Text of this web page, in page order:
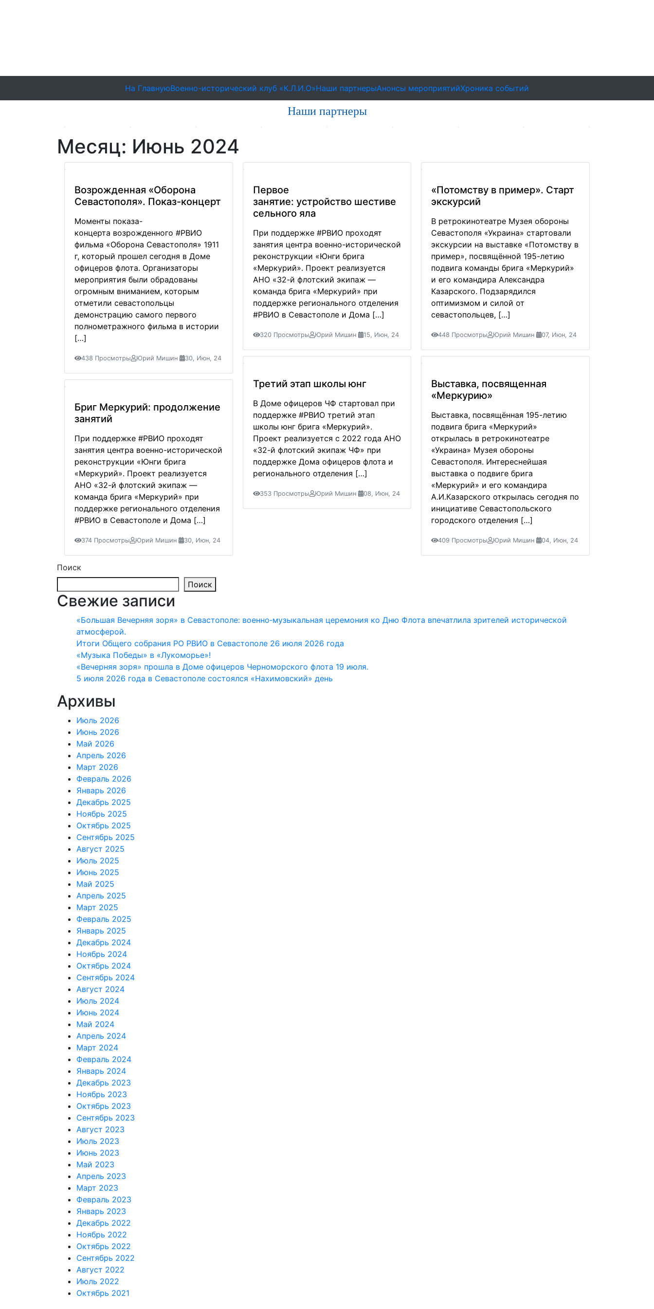
На ГлавнуюВоенно-исторический клуб «К.Л.И.О»Наши партнерыАнонсы мероприятийХроника событий
Наши партнеры
Месяц: Июнь 2024
Возрожденная «Оборона
Севастополя». Показ-концерт
Моменты показа-
концерта возрожденного #РВИО
фильма «Оборона Севастополя» 1911
г, который прошел сегодня в Доме
офицеров флота. Организаторы
мероприятия были обрадованы
огромным вниманием, которым
отметили севастопольцы
демонстрацию самого первого
полнометражного фильма в истории
[…]
438 Просмотры Юрий Мишин 30, Июн, 24
Бриг Меркурий: продолжение
занятий
При поддержке #РВИО проходят
занятия центра военно-исторической
реконструкции «Юнги брига
«Меркурий». Проект реализуется
АНО «32-й флотский экипаж —
команда брига «Меркурий» при
поддержке регионального отделения
#РВИО в Севастополе и Дома […]
374 Просмотры Юрий Мишин 30, Июн, 24
Первое
занятие: устройство шестиве
сельного яла
При поддержке #РВИО проходят
занятия центра военно-исторической
реконструкции «Юнги брига
«Меркурий». Проект реализуется
АНО «32-й флотский экипаж —
команда брига «Меркурий» при
поддержке регионального отделения
#РВИО в Севастополе и Дома […]
320 Просмотры Юрий Мишин 15, Июн, 24
Третий этап школы юнг
В Доме офицеров ЧФ стартовал при
поддержке #РВИО третий этап
школы юнг брига «Меркурий».
Проект реализуется с 2022 года АНО
«32-й флотский экипаж ЧФ» при
поддержке Дома офицеров флота и
регионального отделения […]
353 Просмотры Юрий Мишин 08, Июн, 24
«Потомству в пример». Старт
экскурсий
В ретрокинотеатре Музея обороны
Севастополя «Украина» стартовали
экскурсии на выставке «Потомству в
пример», посвящённой 195-летию
подвига команды брига «Меркурий»
и его командира Александра
Казарского. Подзарядился
оптимизмом и силой от
севастопольцев, […]
448 Просмотры Юрий Мишин 07, Июн, 24
Выставка, посвященная
«Меркурию»
Выставка, посвящённая 195-летию
подвига брига «Меркурий»
открылась в ретрокинотеатре
«Украина» Музея обороны
Севастополя. Интереснейшая
выставка о подвиге брига
«Меркурий» и его командира
А.И.Казарского открылась сегодня по
инициативе Севастопольского
городского отделения […]
409 Просмотры Юрий Мишин 04, Июн, 24
Поиск
Поиск
Свежие записи
«Большая Вечерняя зоря» в Севастополе: военно‑музыкальная церемония ко Дню Флота впечатлила зрителей исторической
атмосферой.
Итоги Общего собрания РО РВИО в Севастополе 26 июля 2026 года
«Музыка Победы» в «Лукоморье»!
«Вечерняя зоря» прошла в Доме офицеров Черноморского флота 19 июля.
5 июля 2026 года в Севастополе состоялся «Нахимовский» день
Архивы
Июль 2026
Июнь 2026
Май 2026
Апрель 2026
Март 2026
Февраль 2026
Январь 2026
Декабрь 2025
Ноябрь 2025
Октябрь 2025
Сентябрь 2025
Август 2025
Июль 2025
Июнь 2025
Май 2025
Апрель 2025
Март 2025
Февраль 2025
Январь 2025
Декабрь 2024
Ноябрь 2024
Октябрь 2024
Сентябрь 2024
Август 2024
Июль 2024
Июнь 2024
Май 2024
Апрель 2024
Март 2024
Февраль 2024
Январь 2024
Декабрь 2023
Ноябрь 2023
Октябрь 2023
Сентябрь 2023
Август 2023
Июль 2023
Июнь 2023
Май 2023
Апрель 2023
Март 2023
Февраль 2023
Январь 2023
Декабрь 2022
Ноябрь 2022
Октябрь 2022
Сентябрь 2022
Август 2022
Июль 2022
Октябрь 2021